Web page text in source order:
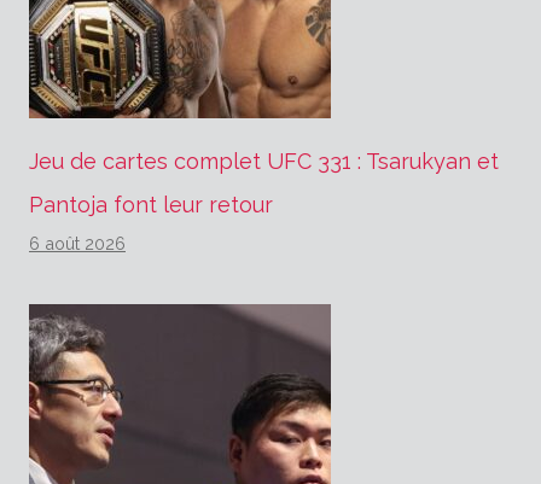
Jeu de cartes complet UFC 331 : Tsarukyan et
Pantoja font leur retour
6 août 2026